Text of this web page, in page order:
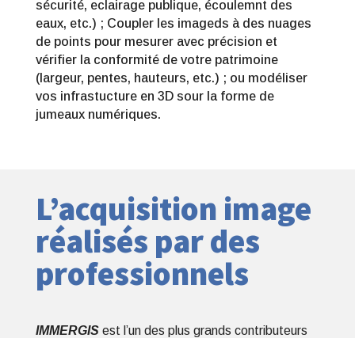
sécurité, eclairage publique, écoulemnt des
eaux, etc.) ; Coupler les imageds à des nuages
de points pour mesurer avec précision et
vérifier la conformité de votre patrimoine
(largeur, pentes, hauteurs, etc.) ; ou modéliser
vos infrastucture en 3D sour la forme de
jumeaux numériques.
L’acquisition image
réalisés par des
professionnels
IMMERGISest l’un des plus grands contributeurs